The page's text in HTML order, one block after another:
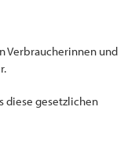
Verbraucherinnen und
diese gesetzlichen